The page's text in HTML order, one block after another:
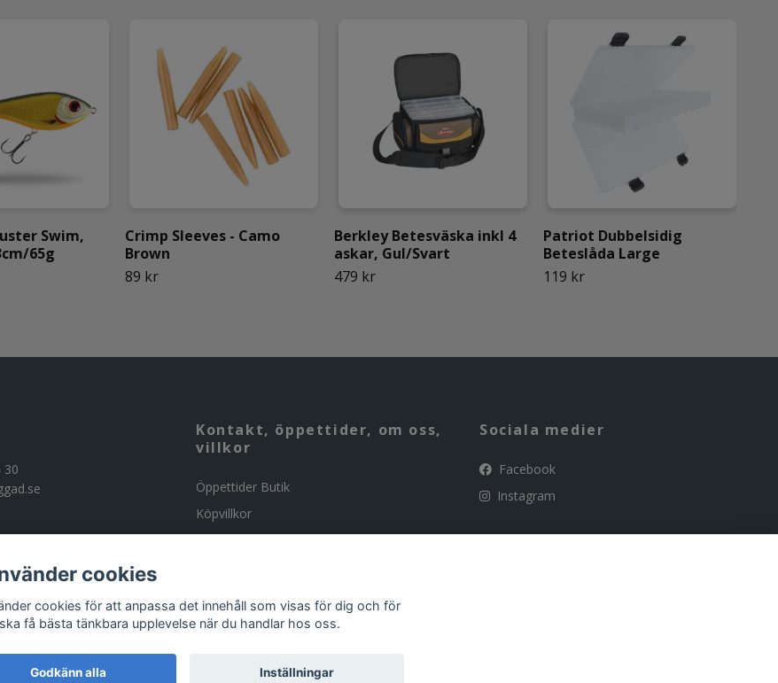
Swim,
65g
Crimp Sleeves - Camo
Brown
89 kr
Berkley Betesväska inkl 4
askar, Gul/Svart
479 kr
Patriot Dubbelsidig
Beteslåda Large
119 kr
30
Kontakt, öppettider, om oss,
villkor
Öppettider Butik
Köpvillkor
Kontakta oss
Sociala medier
Facebook
Instagram
cookies
cookies för att anpassa det innehåll som visas för dig och för
få bästa tänkbara upplevelse när du handlar hos oss.
Godkänn alla Inställningar